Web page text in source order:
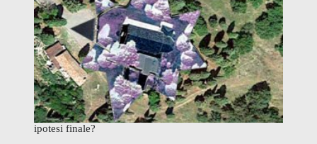
ipotesi finale?